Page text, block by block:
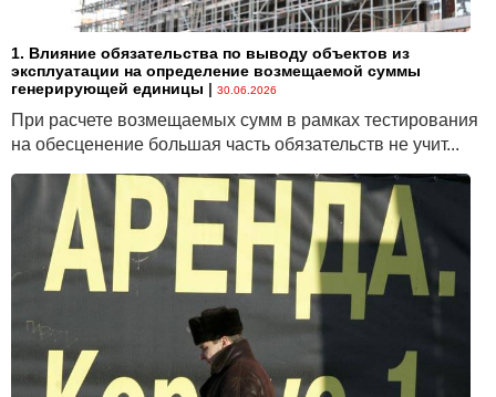
1. Влияние обязательства по выводу объектов из
эксплуатации на определение возмещаемой суммы
генерирующей единицы | 30.06.2026
При расчете возмещаемых сумм в рамках тестирования
на обесценение большая часть обязательств не учит...